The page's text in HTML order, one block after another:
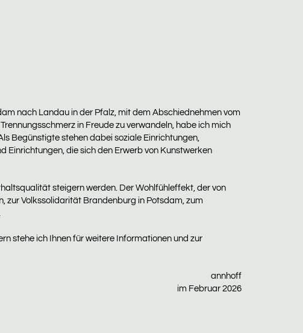
nach Landau in der Pfalz, mit dem Abschiednehmen vom
in Freude zu verwandeln, habe ich mich
Begünstigte stehen dabei soziale Einrichtungen,
Einrichtungen, die sich den Erwerb von Kunstwerken
steigern werden. Der Wohlfühleffekt, der von
zur Volkssolidarität Brandenburg in Potsdam, zum
stehe ich Ihnen für weitere Informationen und zur
annhoff
im Februar 2026